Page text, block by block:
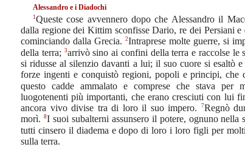
Alessandro e i Diadochi
1Queste cose avvennero dopo che Alessandro il
dalla regione dei Kittim sconfisse Dario, re dei Persiani
cominciando dalla Grecia. 2Intraprese molte guerre, si
della terra; 3arrivò sino ai confini della terra e raccolse
si ridusse al silenzio davanti a lui; il suo cuore si esaltò
forze ingenti e conquistò regioni, popoli e principi, che
questo cadde ammalato e comprese che stava per
luogotenenti più importanti, che erano cresciuti con lui
ancora vivo divise tra di loro il suo impero.
7Regnò
morì. 8I suoi subalterni assunsero il potere, ognuno nella
tutti cinsero il diadema e dopo di loro i loro figli per
sulla terra.